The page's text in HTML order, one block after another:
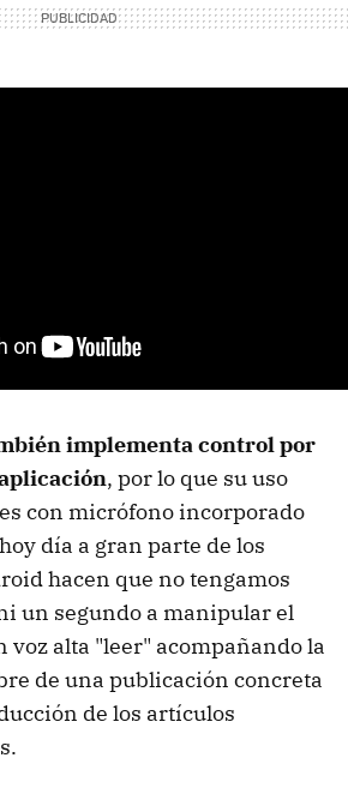
implementa control por
, por lo que su uso
con micrófono incorporado
día a gran parte de los
hacen que no tengamos
un segundo a manipular el
voz alta "leer" acompañando la
de una publicación concreta
de los artículos